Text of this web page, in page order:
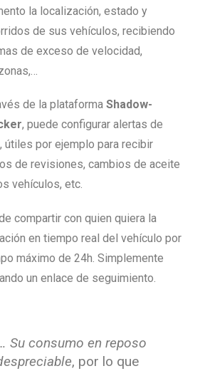
la localización, estado y
de sus vehículos, recibiendo
de exceso de velocidad,
de la plataformaShadow-
, puede configurar alertas de
útiles por ejemplo para recibir
de revisiones, cambios de aceite
vehículos, etc.
compartir con quien quiera la
en tiempo real del vehículo por
máximo de 24h. Simplemente
un enlace de seguimiento.
Su consumo en reposo
, por lo que